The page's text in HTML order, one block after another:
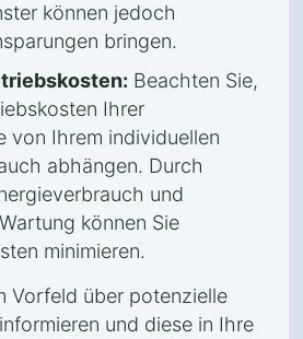
können jedoch
bringen.
Beachten Sie,
Ihrer
von Ihrem individuellen
abhängen. Durch
und
können Sie
minimieren.
Vorfeld über potenzielle
und diese in Ihre